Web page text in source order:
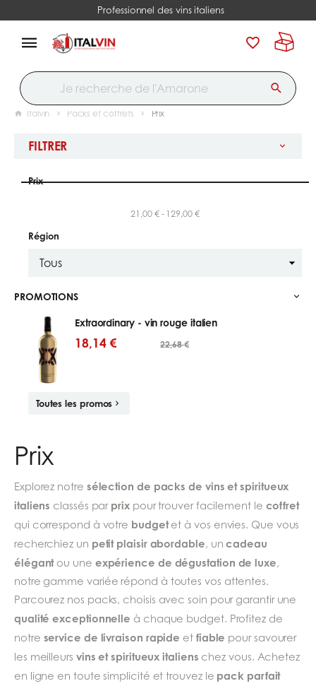
Professionnel des vins italiens
Italvin Packs et coffrets Prix
FILTRER
Prix
21,00 € - 129,00 €
Région
PROMOTIONS
Extraordinary - vin rouge italien
18,14 € 22,68 €
Toutes les promos
Prix
Explorez notre sélection de packs de vins et spiritueux
italiens classés par prixpour trouver facilement le coffret
qui correspond à votre budgetet à vos envies. Que vous
recherchiez un petit plaisir abordable, uncadeau
élégantou une expérience de dégustation de luxe,
notre gamme variée répond à toutes vos attentes.
Parcourez nos packs, choisis avec soin pour garantir une
qualité exceptionnelle à chaque budget. Profitez de
notre service de livraison rapide et fiable pour savourer
les meilleurs vins et spiritueux italiens chez vous. Achetez
en ligne en toute simplicité et trouvez le pack parfait